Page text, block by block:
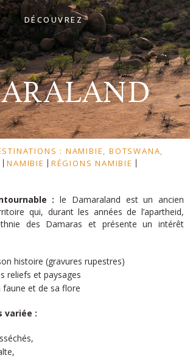
DÉCOUVREZ
: NAMIBIE, BOTSWANA,
|NAMIBIE RÉGIONS NAMIBIE
: le Damaraland est un ancien
qui, durant les années de l’apartheid,
des Damaras et présente un intérêt
histoire (gravures rupestres)
reliefs et paysages
faune et de sa flore
variée :